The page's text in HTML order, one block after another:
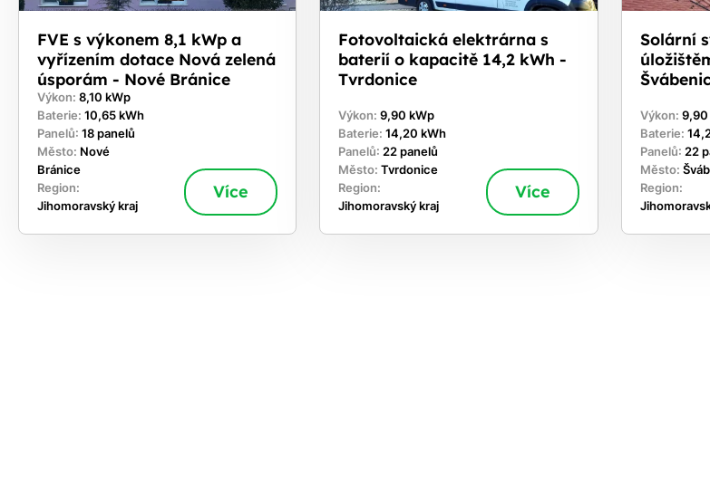
FVE s výkonem 8,1 kWp a
vyřízením dotace Nová zelená
úsporám - Nové Bránice
Výkon: 8,10 kWp
Baterie: 10,65 kWh
Panelů: 18 panelů
Město: Nové
Bránice
Region:
Jihomoravský kraj
Více
Fotovoltaická elektrárna s
baterií o kapacitě 14,2 kWh -
Tvrdonice
Výkon:9,90 kWp
Baterie:14,20 kWh
Panelů:22 panelů
Město:Tvrdonice
Region:
Jihomoravský kraj
Více
Solární
Výkon: 9,90
Baterie:
Panelů: 22
Město:
Region: